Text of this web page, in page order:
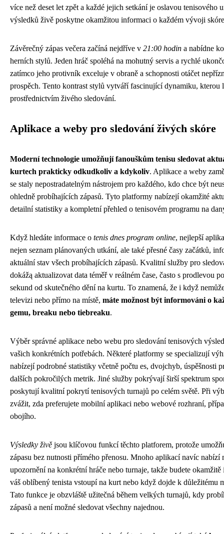
více než deset let zpět a každé jejich setkání je oslavou tenisového
výsledků živě poskytne okamžitou informaci o každém vývoji
Závěrečný zápas večera začíná nejdříve v 21:00 hodin a nabídne
herních stylů. Jeden hráč spoléhá na mohutný servis a rychlé
zatímco jeho protivník exceluje v obraně a schopnosti otáčet
prospěch. Tento kontrast stylů vytváří fascinující dynamiku, kterou
prostřednictvím živého sledování.
Aplikace a weby pro sledování živých skóre
Moderní technologie umožňují fanouškům tenisu sledovat
kurtech prakticky odkudkoliv a kdykoliv. Aplikace a weby
se staly nepostradatelným nástrojem pro každého, kdo chce být
ohledně probíhajících zápasů. Tyto platformy nabízejí okamžité
detailní statistiky a kompletní přehled o tenisovém programu na
Když hledáte informace o tenis dnes program online, nejlepší
nejen seznam plánovaných utkání, ale také přesné časy začátků,
aktuální stav všech probíhajících zápasů. Kvalitní služby pro
dokážą aktualizovat data téměř v reálném čase, často s prodlevou
sekund od skutečného dění na kurtu. To znamená, že i když
televizi nebo přímo na místě, máte možnost být informováni o
gemu, breaku nebo tiebreaku.
Výběr správné aplikace nebo webu pro sledování tenisových
vašich konkrétních potřebách. Některé platformy se specializují
nabízejí podrobné statistiky včetně počtu es, dvojchyb, úspěšnosti
dalších pokročilých metrik. Jiné služby pokrývají širší spektrum
poskytují kvalitní pokrytí tenisových turnajů po celém světě. Při
zvážit, zda preferujete mobilní aplikaci nebo webové rozhraní,
obojího.
Výsledky živě jsou klíčovou funkcí těchto platforem, protože
zápasu bez nutnosti přímého přenosu. Mnoho aplikací navíc nabízí
upozornění na konkrétní hráče nebo turnaje, takže budete
váš oblíbený tenista vstoupí na kurt nebo když dojde k důležitému
Tato funkce je obzvláště užitečná během velkých turnajů, kdy
zápasů a není možné sledovat všechny najednou.